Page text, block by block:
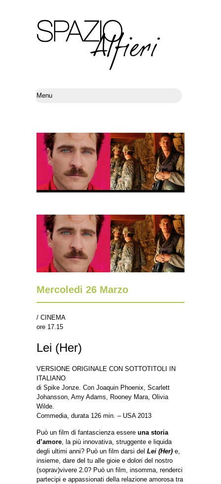
Mercoledi 26 Marzo
/ CINEMA
ore 17.15
Lei (Her)
VERSIONE ORIGINALE CON SOTTOTITOLI IN
ITALIANO
di Spike Jonze. Con Joaquin Phoenix, Scarlett
Johansson, Amy Adams, Rooney Mara, Olivia
Wilde.
Commedia, durata 126 min. – USA 2013
Può un film di fantascienza essere una storia
d’amore , la più innovativa, struggente e liquida
degli ultimi anni? Può un film darsi del Lei (Her) e,
insieme, dare del tu alle gioie e dolori del nostro
(soprav)vivere 2.0? Può un film, insomma, renderci
partecipi e appassionati della relazione amorosa tra